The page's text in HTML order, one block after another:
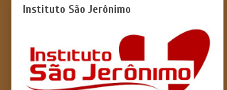
Instituto São Jerônimo